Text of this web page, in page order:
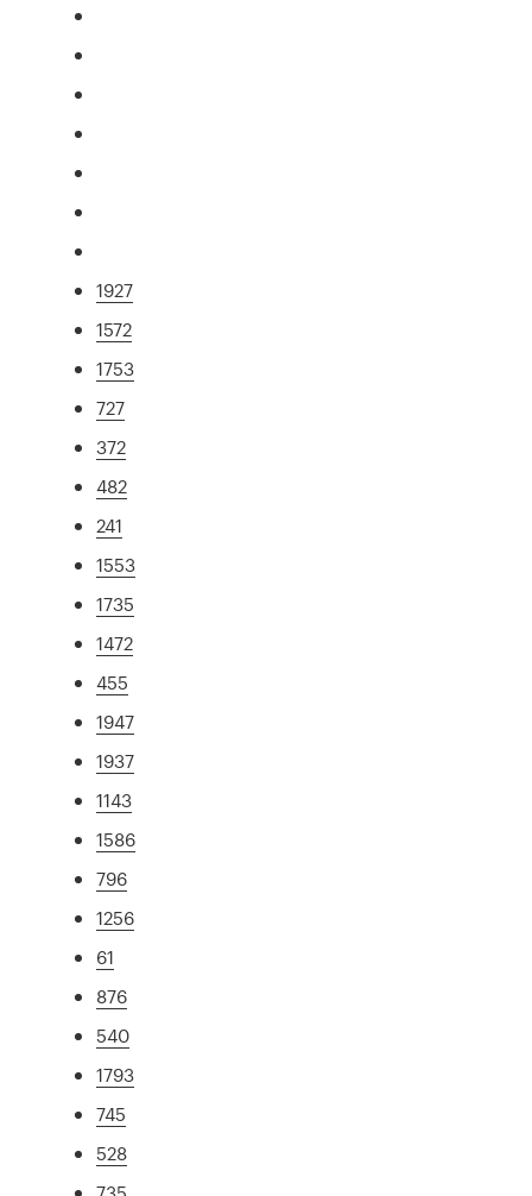
1927
1572
1753
727
372
482
241
1553
1735
1472
455
1947
1937
1143
1586
796
1256
61
876
540
1793
745
528